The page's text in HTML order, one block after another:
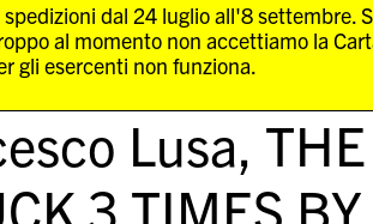
dal 24 luglio all'8 settembre.
al momento non accettiamo la
gli esercenti non funziona.
Lusa,
3 TIMES